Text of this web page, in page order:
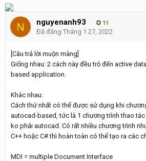
nguyenanh93 11
Đã đăng Tháng 1 27, 2022
[Câu trả lời muộn màng]
Giống nhau: 2 cách này đều trỏ đến active
based application.
Khác nhau:
Cách thứ nhất có thể được sử dụng khi
autocad-based, tức là 1 chương trình thao
ko phải autocad. Có rất nhiều chương trình
C++ hoặc C# thì hoàn toàn có thể tạo ra các
MDI = multiple Document Interface